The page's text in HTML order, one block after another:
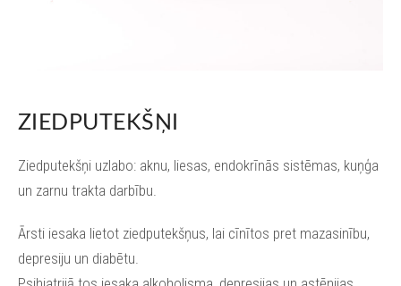
ZIEDPUTEKŠŅI
Ziedputekšņi uzlabo: aknu, liesas, endokrīnās sistēmas, kuņģa
un zarnu trakta darbību.
Ārsti iesaka lietot ziedputekšņus, lai cīnītos pret mazasinību,
depresiju un diabētu.